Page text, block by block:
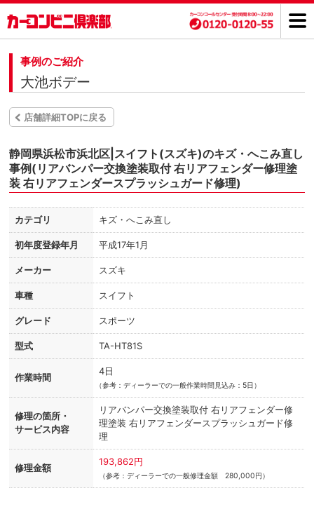
事例のご紹介
大池ボデー
店舗詳細TOPに戻る
静岡県浜松市浜北区|スイフト(スズキ)のキズ・へこみ直し
事例(リアバンパー交換塗装取付 右リアフェンダー修理塗
装 右リアフェンダースプラッシュガード修理)
カテゴリ キズ・へこみ直し
初年度登録年月 平成17年1月
メーカー スズキ
車種 スイフト
グレード スポーツ
型式 TA-HT81S
作業時間
4日
（参考：ディーラーでの一般作業時間見込み：5日）
修理の箇所・
サービス内容
リアバンパー交換塗装取付 右リアフェンダー修
理塗装 右リアフェンダースプラッシュガード修
理
修理金額
193,862円
（参考：ディーラーでの一般修理金額 280,000円）